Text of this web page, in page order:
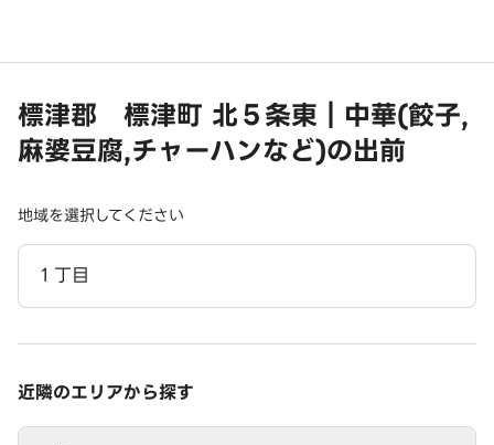
標津郡 標津町 北５条東｜中華(餃子,
麻婆豆腐,チャーハンなど)の出前
地域を選択してください
１丁目
近隣のエリアから探す